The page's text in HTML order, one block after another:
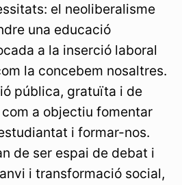
el neoliberalisme
una educació
a la inserció laboral
la concebem nosaltres.
pública, gratuïta i de
a objectiu fomentar
i formar-nos.
de ser espai de debat i
i transformació social,